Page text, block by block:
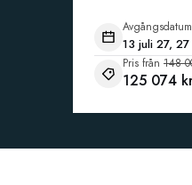
Avgångsdatum
13 juli 27,
Pris från 148
125 074